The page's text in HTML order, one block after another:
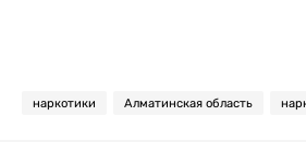
наркотики Алматинская область